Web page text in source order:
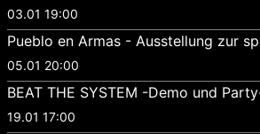
03.01 19:00
Pueblo en Armas - Ausstellung zur
05.01 20:00
BEAT THE SYSTEM -Demo und
19.01 17:00